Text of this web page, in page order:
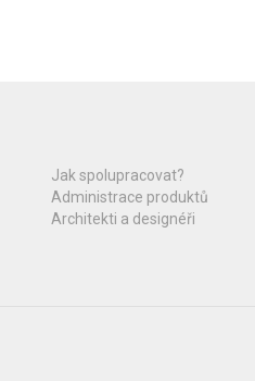
Jak spolupracovat?
Administrace produktů
Architekti a designéři